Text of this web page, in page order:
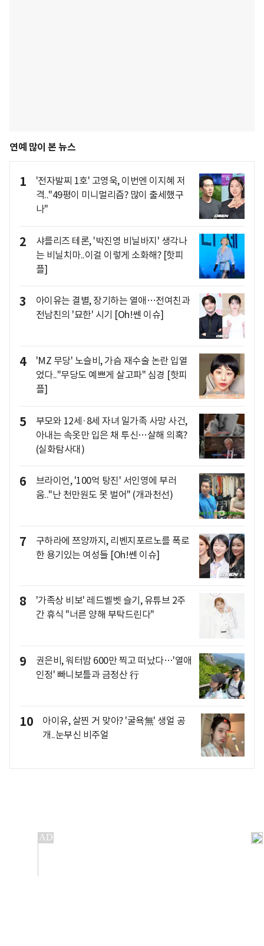
연예 많이 본 뉴스
1
'전자발찌 1호' 고영욱, 이번엔 이지혜 저
격.."49평이 미니멀리즘? 많이 출세했구
나"
2
샤를리즈 테론, '박진영 비닐바지' 생각나
는 비닐치마..이걸 이렇게 소화해? [핫피
플]
3
아이유는 결별, 장기하는 열애…전여친과
전남친의 '묘한' 시기 [Oh!쎈 이슈]
4
'MZ 무당' 노슬비, 가슴 재수술 논란 입열
었다.."무당도 예쁘게 살고파" 심경 [핫피
플]
5
부모와 12세·8세 자녀 일가족 사망 사건,
아내는 속옷만 입은 채 투신…살해 의혹?
(실화탐사대)
6
브라이언, '100억 탕진' 서인영에 부러
움.."난 천만원도 못 벌어" (개과천선)
7
구하라에 쯔양까지, 리벤지포르노를 폭로
한 용기있는 여성들 [Oh!쎈 이슈]
8
'가족상 비보' 레드벨벳 슬기, 유튜브 2주
간 휴식 "너른 양해 부탁드린다"
9
권은비, 워터밤 600만 찍고 떠났다…'열애
인정' 빠니보틀과 금정산 行
10
아이유, 살찐 거 맞아? '굴욕無' 생얼 공
개..눈부신 비주얼